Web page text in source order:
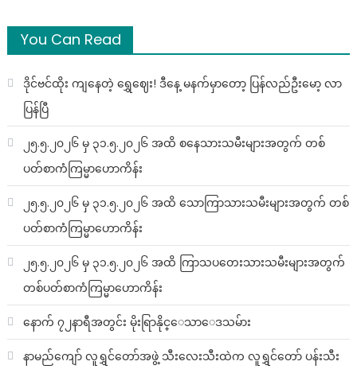
You Can Read
ဒိုင်ဗင်ထိုး ကျနေတဲ့ ရွှေဈေး! ဒီနေ့ မနက်မှာတော့ ပြန်လည်ဦးမော့ လာ
ပြန်ပြီ
၂၅.၅.၂၀၂၆ မှ ၃၁.၅.၂၀၂၆ အထိ စနေသားသမီးများအတွက် တစ်
ပတ်စာကံကြမ္မာဟောကိန်း
၂၅.၅.၂၀၂၆ မှ ၃၁.၅.၂၀၂၆ အထိ သောကြာသားသမီးများအတွက် တစ်
ပတ်စာကံကြမ္မာဟောကိန်း
၂၅.၅.၂၀၂၆ မှ ၃၁.၅.၂၀၂၆ အထိ ကြာသပတေးသားသမီးများအတွက်
တစ်ပတ်စာကံကြမ္မာဟောကိန်း
နောက် ၇၂နာရီအတွင်း မိုးရြာနိုင္ေသာေဒသမ်ား
နာမည်ကျော် လူရွှင်တော်အဖွဲ့ သီးလေးသီးထဲက လူရွှင်တော် ပန်းသီး